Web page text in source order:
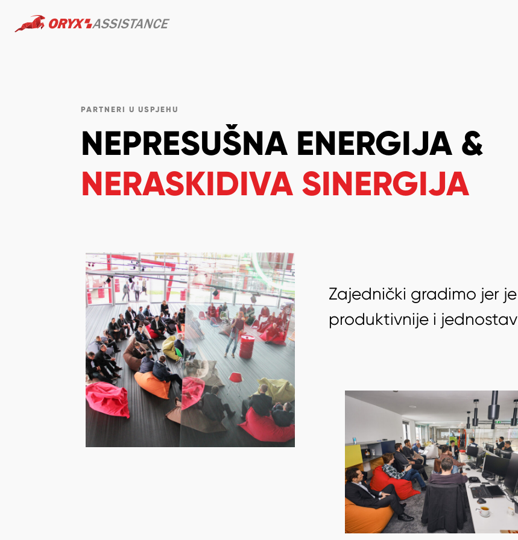
PARTNERI U USPJEHU
NEPRESUŠNA ENERGIJA &
NERASKIDIVA SINERGIJA
Zajednički gradimo jer je
produktivnije i jednostav